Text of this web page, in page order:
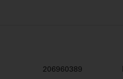
206960389